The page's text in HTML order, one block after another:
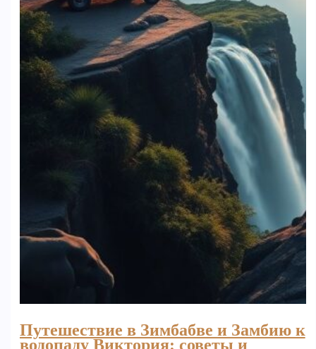
Путешествие в Зимбабве и Замбию к
водопаду Виктория: советы и